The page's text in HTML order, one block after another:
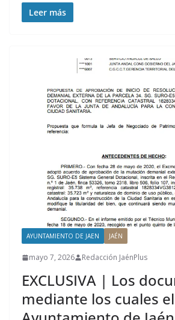
Leer más
AYUNTAMIENTO DE JAEN JAÉN
mayo 7, 2026 Redacción JaénPlus
EXCLUSIVA | Los
mediante los cuales el